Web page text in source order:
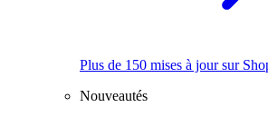
Plus de 150 mises à jour sur
Nouveautés